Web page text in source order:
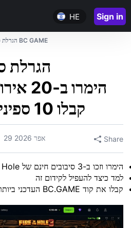
HE Sign in
הגרלת ספינים חינם של BC GAME
הגרלת
קבלו 10 ספינים חינם מדי יום
29 אפר 2026 Share
הימרו וזכו ב-3 סיבובים חינם של Fire in the Hole
למד כיצד להעפיל לקידום זה
קבלו את קוד BC.GAME העדכני ביותר לשחקנים חדשים